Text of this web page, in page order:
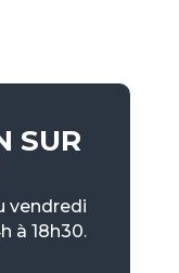
SUR
vendredi
à 18h30.